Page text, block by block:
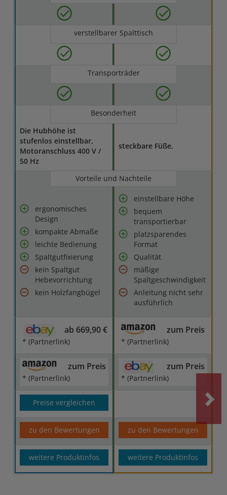
verstellbarer Spalttisch
Transporträder
Besonderheit
Die Hubhöhe ist
stufenlos einstellbar,
Motoranschluss 400 V /
50 Hz
steckbare Füße,
Vorteile und Nachteile
ergonomisches
Design
kompakte Abmaße
leichte Bedienung
Spaltgutfixierung
kein Spaltgut
Hebevorrichtung
kein Holzfangbügel
einstellbare Höhe
bequem
transportierbar
platzsparendes
Format
Qualität
mäßige
Spaltgeschwindigkeit
Anleitung nicht sehr
ausführlich
ab 669,90 €
* (Partnerlink)
zum Preis
* (Partnerlink)
zum Preis
* (Partnerlink)
zum Preis
* (Partnerlink)
Preise vergleichen
zu den Bewertungen zu den Bewertungen
weitere Produktinfos weitere Produktinfos